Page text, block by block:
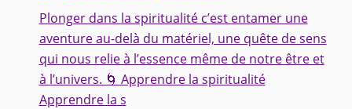
Plonger dans la spiritualité c’est entamer une
aventure au-delà du matériel, une quête de sens
qui nous relie à l’essence même de notre être et
à l’univers. 🌀 Apprendre la spiritualité
Apprendre la s